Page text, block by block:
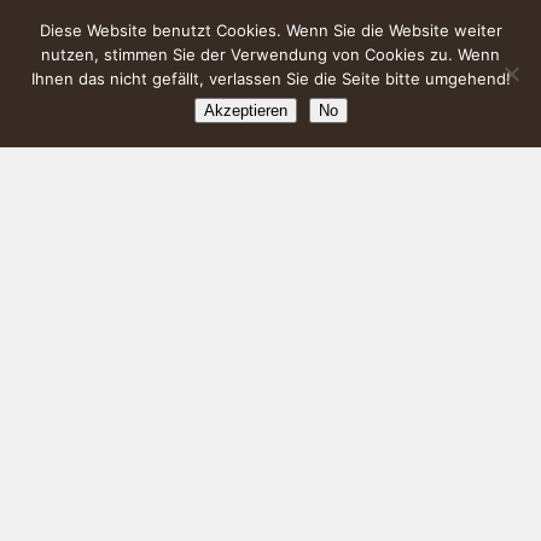
Diese Website benutzt Cookies. Wenn Sie die Website weiter
nutzen, stimmen Sie der Verwendung von Cookies zu. Wenn
Ihnen das nicht gefällt, verlassen Sie die Seite bitte umgehend!
Akzeptieren No